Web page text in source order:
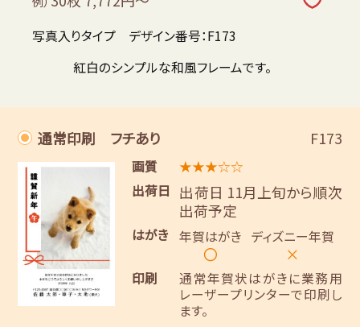
写真入りタイプ デザイン番号：F173
紅白のシンプルな和風フレームです。
通常印刷 フチあり F173
画質
★★★☆☆
出荷日
出荷日 11月上旬から順次
出荷予定
はがき 年賀はがき
〇
ディズニー年賀
×
印刷
通常年賀状はがきに業務用
レーザープリンターで印刷し
ます。